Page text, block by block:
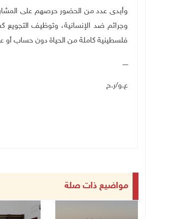
وأبدى عدد من الحضور حرصهم على
وجرائم ضد الإنسانية، وتوظيف
فلسطينية كاملة من الحياة دون حساب أو
ـــــ
ع.و/ر.ح
مواضيع ذات صلة